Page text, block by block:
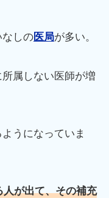
なしの医局が多い。
属しない医師が増
うになっていま
が出て、その補充